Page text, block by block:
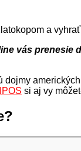
vás
si aj vy